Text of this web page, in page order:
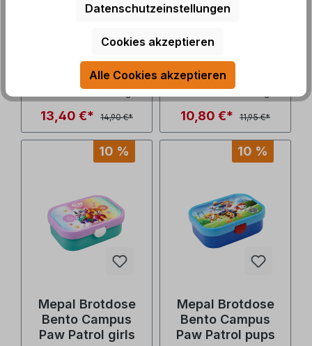
Geschirrset Time
Lieferzeit: 3-5 Tage
13,40 €* 14,90 €*
Candy L Grow Paw
Trennschale
Lieferzeit: 3-5 Tage
10,80 €* 11,95 €*
10 %
Mepal Brotdose
Bento Campus
Paw Patrol girls
10 %
Mepal Brotdose
Bento Campus
Paw Patrol pups
Datenschutzeinstellungen
Cookies akzeptieren
Alle Cookies akzeptieren